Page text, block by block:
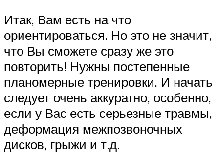
Итак, Вам есть на что
ориентироваться. Но это не значит,
что Вы сможете сразу же это
повторить! Нужны постепенные
планомерные тренировки. И начать
следует очень аккуратно, особенно,
если у Вас есть серьезные травмы,
деформация межпозвоночных
дисков, грыжи и т.д.